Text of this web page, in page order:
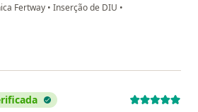
Fertway • Inserção de DIU •
Möllmann